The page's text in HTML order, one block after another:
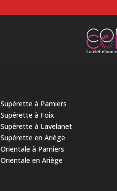
Supérette à Pamiers
Supérette à Foix
Supérette à Lavelanet
Supérette en Ariège
Orientale à Pamiers
Orientale en Ariège